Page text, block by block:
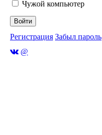
Чужой компьютер
Войти
Регистрация Забыл пароль
@